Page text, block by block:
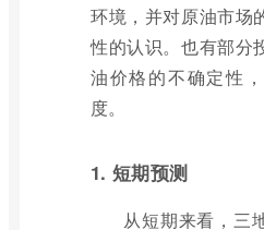
环境，并对原油市场
性的认识。也有部分
油价格的不确定性
度。
1. 短期预测
从短期来看，三